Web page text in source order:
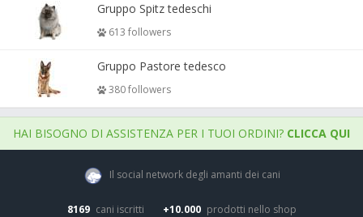
Gruppo Spitz tedeschi
613 followers
Gruppo Pastore tedesco
380 followers
HAI BISOGNO DI ASSISTENZA PER I TUOI ORDINI? CLICCA QUI
Il social network degli amanti dei cani
8169 cani iscritti +10.000 prodotti nello shop